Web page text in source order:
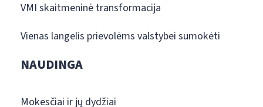
VMI skaitmeninė transformacija
Vienas langelis prievolėms valstybei sumokėti
NAUDINGA
Mokesčiai ir jų dydžiai